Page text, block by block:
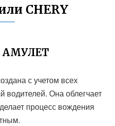
CHERY
АМУЛЕТ
с учетом всех
водителей. Она облегчает
процесс вождения